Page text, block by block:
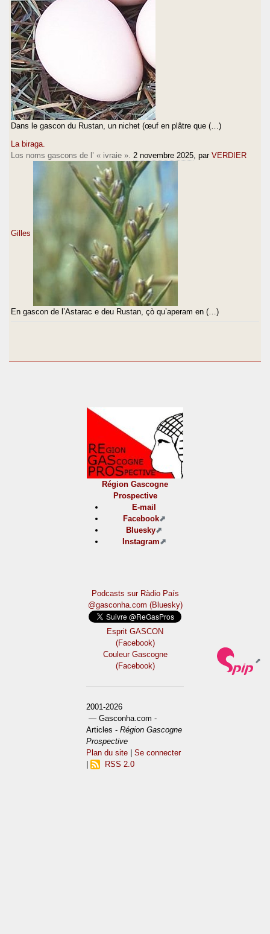
Dans le gascon du Rustan, un nichet (œuf en plâtre que (…)
La biraga.
Los noms gascons de l’ « ivraie ». 2 novembre 2025 , par VERDIER
Gilles
En gascon de l’Astarac e deu Rustan, çò qu’aperam en (…)
Région Gascogne
Prospective
E-mail
Facebook
Bluesky
Instagram
Podcasts sur Ràdio País
@gasconha.com (Bluesky)
Esprit GASCON
(Facebook)
Couleur Gascogne
(Facebook)
2001-2026
— Gasconha.com -
Articles -Région Gascogne
Prospective
Plan du site |Se connecter
RSS 2.0